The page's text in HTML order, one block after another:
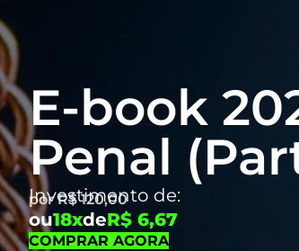
E-book
Penal
Investimento de:
porR$120,00
ou18xdeR$ 6,67
COMPRAR AGORA